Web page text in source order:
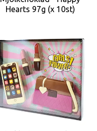
Hearts 97g (x 10st)